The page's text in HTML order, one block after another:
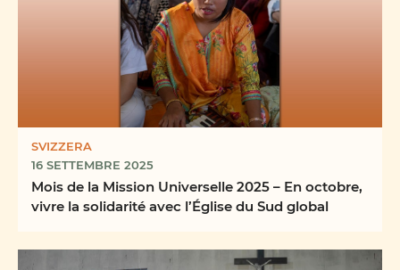
SVIZZERA
16 SETTEMBRE 2025
Mois de la Mission Universelle 2025 – En octobre,
vivre la solidarité avec l’Église du Sud global